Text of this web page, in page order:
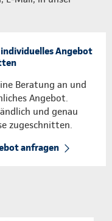
Angebot
Beratung an und
Angebot.
und genau
zugeschnitten.
anfragen